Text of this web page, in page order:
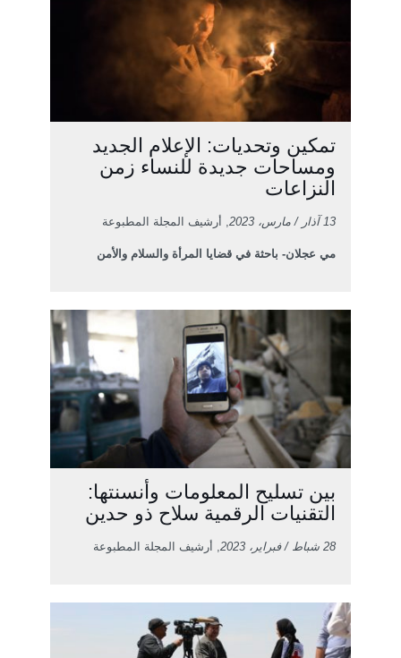
تمكين وتحديات: الإعلام الجديد
ومساحات جديدة للنساء زمن
النزاعات
13 آذار / مارس، 2023 , أرشيف المجلة المطبوعة
مي عجلان- باحثة في قضايا المرأة والسلام والأمن
بين تسليح المعلومات وأنسنتها:
التقنيات الرقمية سلاح ذو حدين
28 شباط / فبراير، 2023 , أرشيف المجلة المطبوعة